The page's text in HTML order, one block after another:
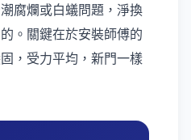
腐爛或白蟻問題，淨換
。關鍵在於安裝師傅的
，受力平均，新門一樣